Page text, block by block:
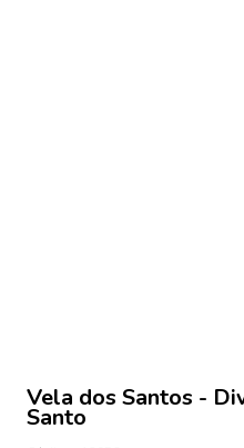
Vela dos Santos -
Santo